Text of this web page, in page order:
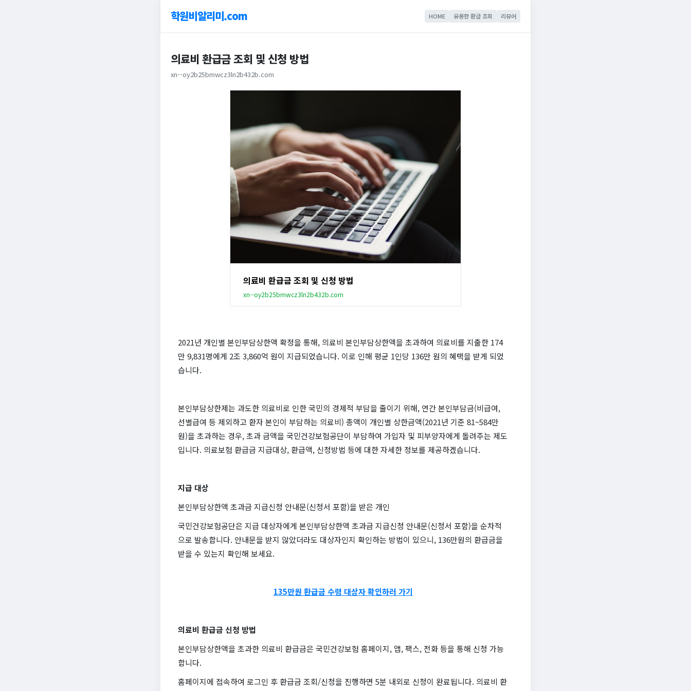
학원비알리미.com HOME 유용한 환급 조회 리뷰어
의료비 환급금 조회 및 신청 방법
xn--oy2b25bmwcz3ln2b432b.com
의료비 환급금 조회 및 신청 방법
xn--oy2b25bmwcz3ln2b432b.com
2021년 개인별 본인부담상한액 확정을 통해, 의료비 본인부담상한액을 초과하여 의료비를 지출한 174
만 9,831명에게 2조 3,860억 원이 지급되었습니다. 이로 인해 평균 1인당 136만 원의 혜택을 받게 되었
습니다.
본인부담상한제는 과도한 의료비로 인한 국민의 경제적 부담을 줄이기 위해, 연간 본인부담금(비급여,
선별급여 등 제외하고 환자 본인이 부담하는 의료비) 총액이 개인별 상한금액(2021년 기준 81~584만
원)을 초과하는 경우, 초과 금액을 국민건강보험공단이 부담하여 가입자 및 피부양자에게 돌려주는 제도
입니다. 의료보험 환급금 지급대상, 환급액, 신청방법 등에 대한 자세한 정보를 제공하겠습니다.
지급 대상
본인부담상한액 초과금 지급신청 안내문(신청서 포함)을 받은 개인
국민건강보험공단은 지급 대상자에게 본인부담상한액 초과금 지급신청 안내문(신청서 포함)을 순차적
으로 발송합니다. 안내문을 받지 않았더라도 대상자인지 확인하는 방법이 있으니, 136만원의 환급금을
받을 수 있는지 확인해 보세요.
135만원 환급금 수령 대상자 확인하러 가기
의료비 환급금 신청 방법
본인부담상한액을 초과한 의료비 환급금은 국민건강보험 홈페이지, 앱, 팩스, 전화 등을 통해 신청 가능
합니다.
홈페이지에 접속하여 로그인 후 환급금 조회/신청을 진행하면 5분 내외로 신청이 완료됩니다. 의료비 환